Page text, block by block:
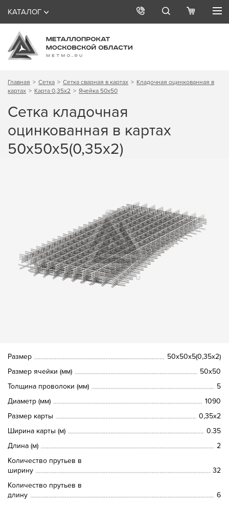
КАТАЛОГ
Главная Сетка Сетка сварная в картах
Кладочная оцинкованная в
картах
Карта 0,35х2 Ячейка 50х50
Сетка кладочная
оцинкованная в картах
50х50х5(0,35х2)
Размер
50х50х5(0,35х2)
Размер ячейки (мм)
50х50
Толщина проволоки (мм)
5
Диаметр (мм)
1090
Размер карты
0,35х2
Ширина карты (м)
0.35
Длина (м)
2
Количество прутьев в
ширину
32
Количество прутьев в
длину
6